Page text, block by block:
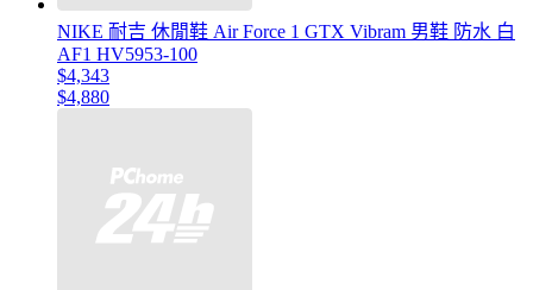
NIKE 耐吉 休閒鞋 Air Force 1 GTX Vibram 男鞋 防水 白
AF1 HV5953-100
$4,343
$4,880